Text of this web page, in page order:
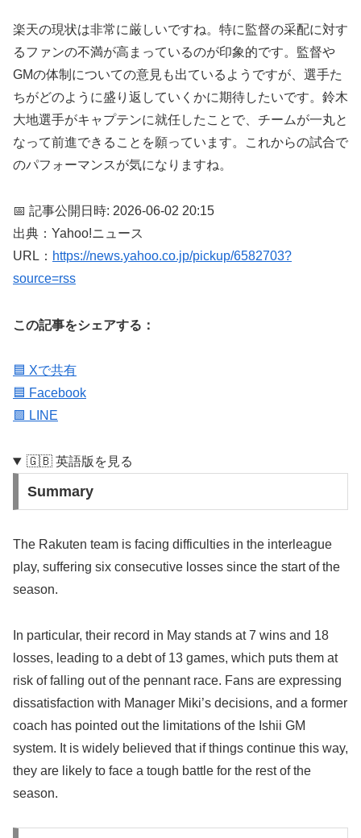
楽天の現状は非常に厳しいですね。特に監督の采配に対す
るファンの不満が高まっているのが印象的です。監督や
GMの体制についての意見も出ているようですが、選手た
ちがどのように盛り返していくかに期待したいです。鈴木
大地選手がキャプテンに就任したことで、チームが一丸と
なって前進できることを願っています。これからの試合で
のパフォーマンスが気になりますね。
📅 記事公開日時: 2026-06-02 20:15
出典：Yahoo!ニュース
URL： https://news.yahoo.co.jp/pickup/6582703?
source=rss
この記事をシェアする：
🟦 Xで共有
🟦 Facebook
🟩 LINE
🇬🇧 英語版を見る
Summary
The Rakuten team is facing difficulties in the interleague
play, suffering six consecutive losses since the start of the
season.
In particular, their record in May stands at 7 wins and 18
losses, leading to a debt of 13 games, which puts them at
risk of falling out of the pennant race. Fans are expressing
dissatisfaction with Manager Miki’s decisions, and a former
coach has pointed out the limitations of the Ishii GM
system. It is widely believed that if things continue this way,
they are likely to face a tough battle for the rest of the
season.